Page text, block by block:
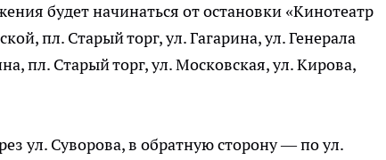
будет начинаться от остановки «Кинотеатр
пл. Старый торг, ул. Гагарина, ул. Генерала
пл. Старый торг, ул. Московская, ул. Кирова,
ул. Суворова, в обратную сторону — по ул.